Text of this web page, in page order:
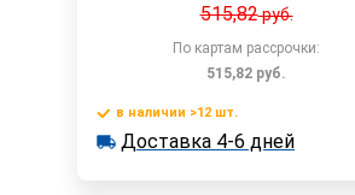
515,82руб.
По картам рассрочки:
515,82 руб.
В корзину
в наличии >12 шт.
в наличии >12 шт.
Доставка 4-6 дней